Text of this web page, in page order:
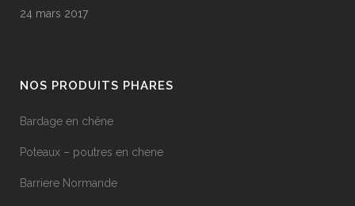
24 mars 2017
NOS PRODUITS PHARES
Bardage en chêne
Poteaux – poutres en chene
Barriere Normande